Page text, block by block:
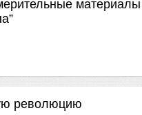
революцию